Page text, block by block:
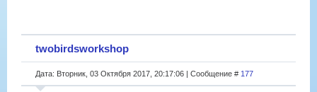
twobirdsworkshop
Дата: Вторник, 03 Октября 2017, 20:17:06 | Сообщение # 177